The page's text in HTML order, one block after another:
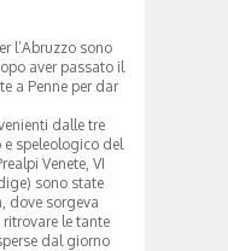
l’Abruzzo sono
aver passato il
a Penne per dar
dalle tre
speleologico del
Venete, VI
sono state
dove sorgeva
ritrovare le tante
dal giorno